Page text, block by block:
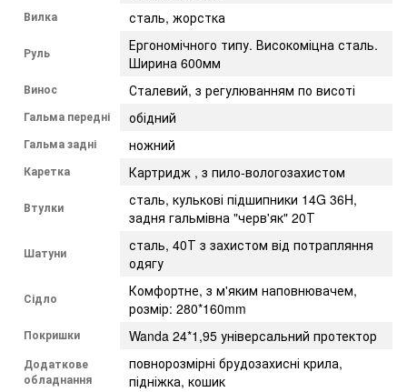
Вилка сталь, жорстка
Руль
Ергономічного типу. Високоміцна сталь.
Ширина 600мм
Винос Сталевий, з регулюванням по висоті
Гальма передні обідний
Гальма задні ножний
Каретка Картридж , з пило-вологозахистом
Втулки
сталь, кулькові підшипники 14G 36H,
задня гальмівна "черв'як" 20Т
Шатуни
сталь, 40Т з захистом від потрапляння
одягу
Сідло
Комфортне, з м'яким наповнювачем,
розмір: 280*160mm
Покришки Wanda 24*1,95 універсальний протектор
Додаткове
обладнання
повнорозмірні брудозахисні крила,
підніжка, кошик